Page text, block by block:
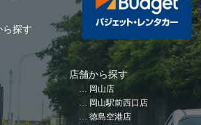
ら探す
店舗から探す
岡山店
岡山駅前西口店
徳島空港店